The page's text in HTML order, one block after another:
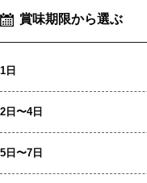
賞味期限から選ぶ
1日
2日〜4日
5日〜7日